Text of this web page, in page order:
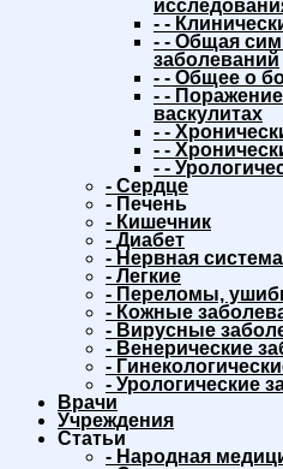
- -
- - Общая
заболеваний
- - Общее о
- -
васкулитах
- -
- -
- -
- Сердце
- Печень
- Кишечник
- Диабет
- Нервная система
- Легкие
- Переломы,
- Кожные
- Вирусные
- Венерические
-
- Урологические
Врачи
Учреждения
Статьи
- Народная